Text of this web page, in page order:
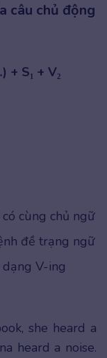
câu chủ động
+ S₁ + V₂
cùng chủ ngữ
đề trạng ngữ
V-ing
she heard a
heard a noise.